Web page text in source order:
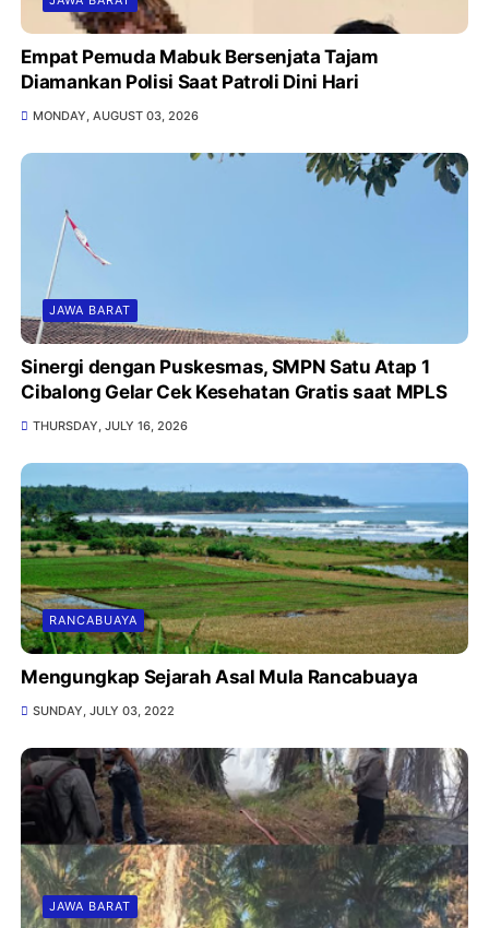
Empat Pemuda Mabuk Bersenjata Tajam
Diamankan Polisi Saat Patroli Dini Hari
MONDAY, AUGUST 03, 2026
JAWA BARAT
Sinergi dengan Puskesmas, SMPN Satu Atap 1
Cibalong Gelar Cek Kesehatan Gratis saat MPLS
THURSDAY, JULY 16, 2026
RANCABUAYA
Mengungkap Sejarah Asal Mula Rancabuaya
SUNDAY, JULY 03, 2022
JAWA BARAT